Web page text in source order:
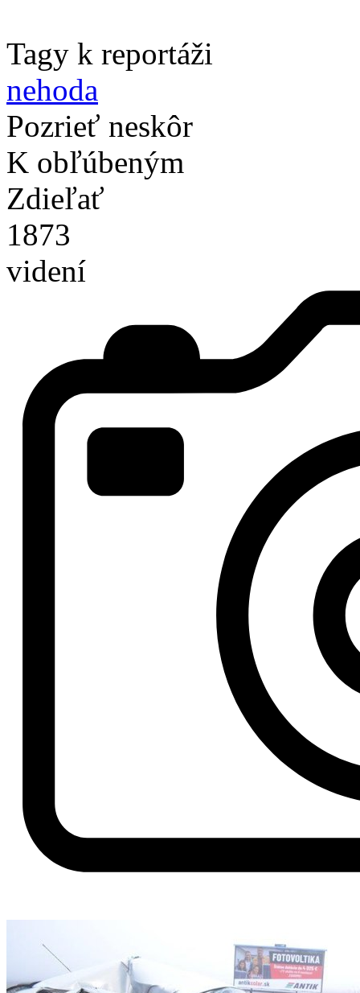
Tagy k reportáži
nehoda
Pozrieť neskôr
K obľúbeným
Zdieľať
1873
videní